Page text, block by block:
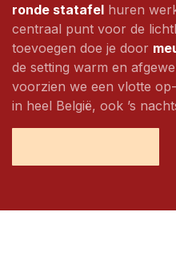
ronde statafel huren
centraal punt voor de
toevoegen doe je door
de setting warm en
voorzien we een vlotte
in heel België, ook ’s